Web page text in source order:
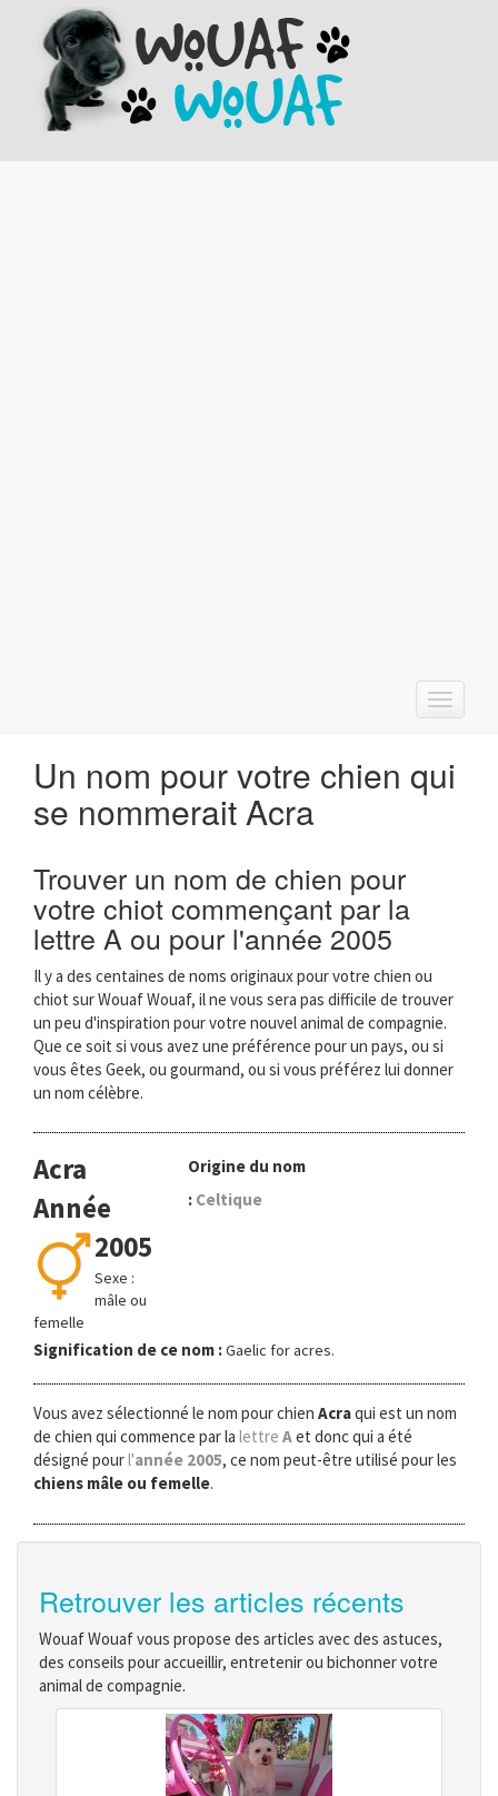
T
o
g
l
n
Un nom pour votre chien qui
se nommerait Acra
Trouver un nom de chien pour
votre chiot commençant par la
lettre A ou pour l'année 2005
Il y a des centaines de noms originaux pour votre chien ou
chiot sur Wouaf Wouaf, il ne vous sera pas difficile de trouver
un peu d'inspiration pour votre nouvel animal de compagnie.
Que ce soit si vous avez une préférence pour un pays, ou si
vous êtes Geek, ou gourmand, ou si vous préférez lui donner
un nom célèbre.
Acra
Année
2005
Sexe :
mâle ou
femelle
Origine du nom
: Celtique
Signification de ce nom :Gaelic for acres.
Vous avez sélectionné le nom pour chien Acraqui est un nom
de chien qui commence par la lettre Aet donc qui a été
désigné pourl'année 2005, ce nom peut-être utilisé pour les
chiens mâle ou femelle.
Retrouver les articles récents
Wouaf Wouaf vous propose des articles avec des astuces,
des conseils pour accueillir, entretenir ou bichonner votre
animal de compagnie.